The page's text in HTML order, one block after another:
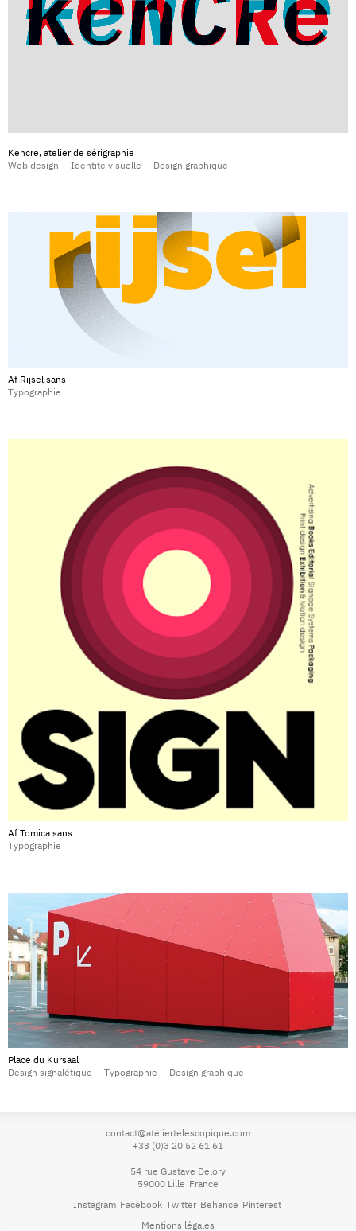
Kencre, atelier de sérigraphie
Web design — Identité visuelle — Design graphique
Af Rijsel sans
Typographie
Af Tomica sans
Typographie
Place du Kursaal
Design signalétique — Typographie — Design graphique
contact@ateliertelescopique.com
+33 (0)3 20 52 61 61
54 rue Gustave Delory
59000 Lille
France
Instagram Facebook Twitter Behance Pinterest
Mentions légales